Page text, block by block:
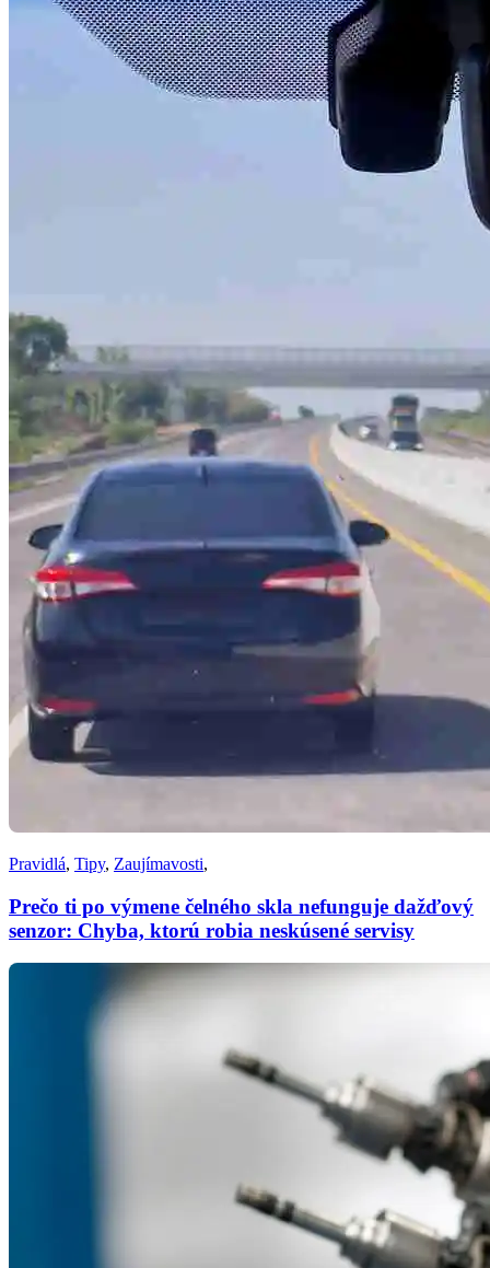
Pravidlá, Tipy, Zaujímavosti,
Prečo ti po výmene čelného skla nefunguje dažďový
senzor: Chyba, ktorú robia neskúsené servisy